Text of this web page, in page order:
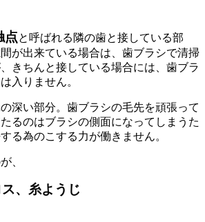
点と呼ばれる隣の歯と接している部
が出来ている場合は、歯ブラシで清掃
きちんと接している場合には、歯ブラ
入りません。
深い部分。歯ブラシの毛先を頑張って
るのはブラシの側面になってしまうた
る為のこする力が働きません。
、
、糸ようじ